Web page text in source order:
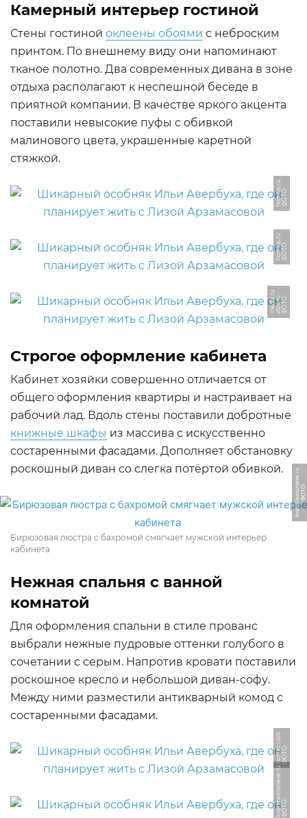
Камерный интерьер гостиной
Стены гостиной оклеены обоями с неброским
принтом. По внешнему виду они напоминают
тканое полотно. Два современных дивана в зоне
отдыха располагают к неспешной беседе в
приятной компании. В качестве яркого акцента
поставили невысокие пуфы с обивкой
малинового цвета, украшенные каретной
стяжкой.
Ф
О
Т
О:
h
o
mi
u
s.
r
u
Ф
О
Т
О:
h
o
mi
u
s.
r
u
Ф
О
Т
О:
vi
t
r
u
m
-
m
e
di
a.
r
u
Строгое оформление кабинета
Кабинет хозяйки совершенно отличается от
общего оформления квартиры и настраивает на
рабочий лад. Вдоль стены поставили добротные
книжные шкафы из массива с искусственно
состаренными фасадами. Дополняет обстановку
роскошный диван со слегка потёртой обивкой.
Ф
О
Т
О:
k
v
a
r
ti
r
a
v
m
o
s
k
v
e.
r
u
Бирюзовая люстра с бахромой смягчает мужской интерьер
кабинета
Нежная спальня с ванной
комнатой
Для оформления спальни в стиле прованс
выбрали нежные пудровые оттенки голубого в
сочетании с серым. Напротив кровати поставили
роскошное кресло и небольшой диван-софу.
Между ними разместили антикварный комод с
состаренными фасадами.
Ф
О
Т
О:
t
wi
t
t
e
r.
c
o
m
Ф
О
Т
О:
k
v
a
r
ti
r
a
v
m
o
s
k
v
e.
r
u